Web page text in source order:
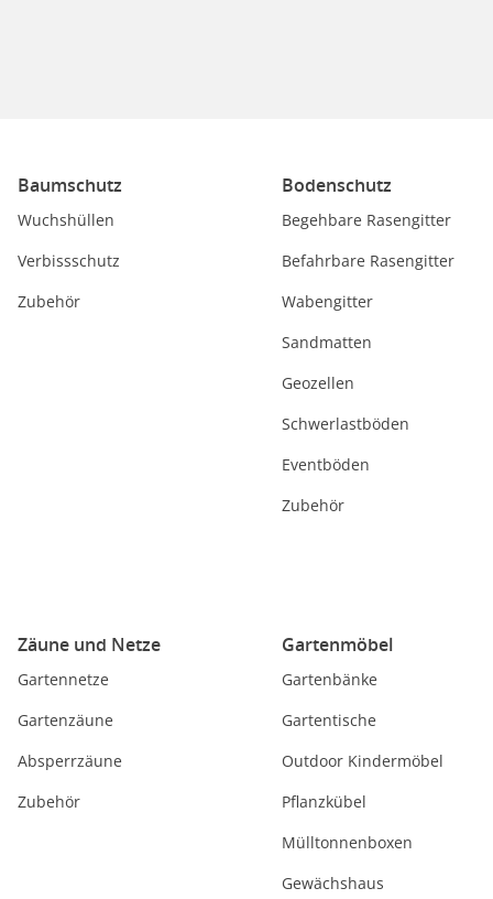
Baumschutz
Wuchshüllen
Verbissschutz
Zubehör
Bodenschutz
Begehbare Rasengitter
Befahrbare Rasengitter
Wabengitter
Sandmatten
Geozellen
Schwerlastböden
Eventböden
Zubehör
Zäune und Netze
Gartennetze
Gartenzäune
Absperrzäune
Zubehör
Gartenmöbel
Gartenbänke
Gartentische
Outdoor Kindermöbel
Pflanzkübel
Mülltonnenboxen
Gewächshaus